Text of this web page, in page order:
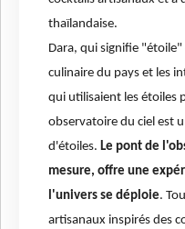
thaïlandaise.
Dara, qui signifie
culinaire du pays et les
qui utilisaient les étoiles
observatoire du ciel est
d'étoiles. Le pont de
mesure, offre une
l'univers se déploie.
artisanaux inspirés des